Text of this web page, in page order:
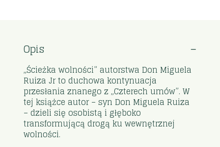
Opis
„Ścieżka wolności” autorstwa Don Miguela
Ruiza Jr to duchowa kontynuacja
przesłania znanego z „Czterech umów”. W
tej książce autor – syn Don Miguela Ruiza
– dzieli się osobistą i głęboko
transformującą drogą ku wewnętrznej
wolności.